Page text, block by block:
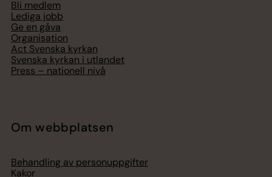
Bli medlem
Lediga jobb
Ge en gåva
Organisation
Act Svenska kyrkan
Svenska kyrkan i utlandet
Press – nationell nivå
Om webbplatsen
Behandling av personuppgifter
Kakor